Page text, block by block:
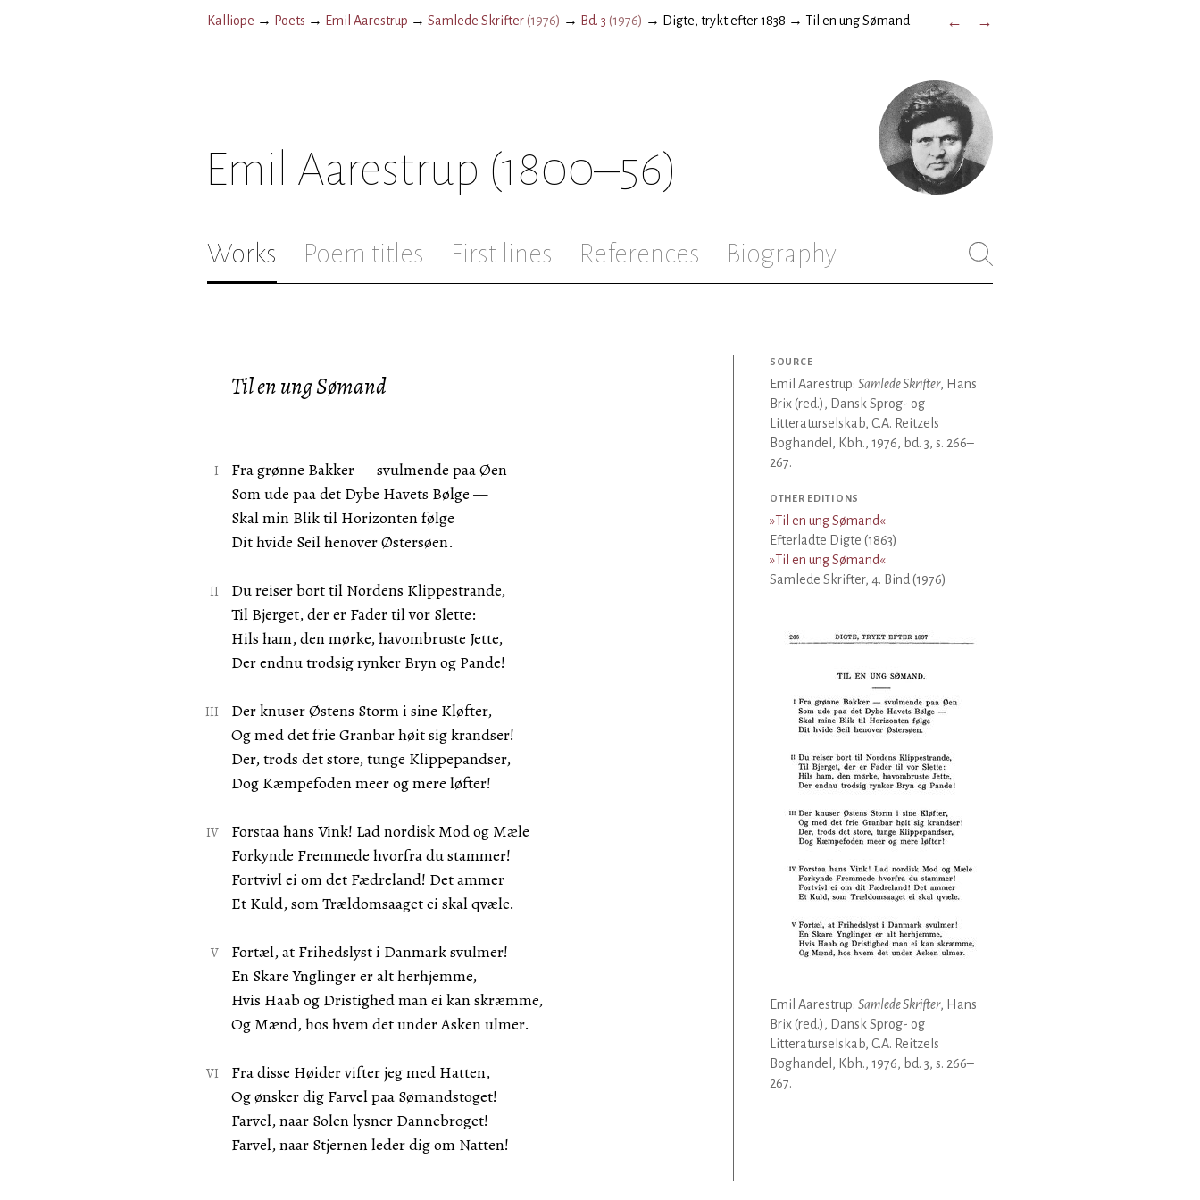
Kalliope → Poets → Emil Aarestrup → Samlede Skrifter(1976) → Bd. 3 (1976) → Digte, trykt efter 1838 → Til en ung Sømand ← →
Emil Aarestrup (1800–56)
Works Poem titles First lines References Biography
Til en ung Sømand
Fra grønne Bakker — svulmende paa Øen
Som ude paa det Dybe Havets Bølge —
Skal min Blik til Horizonten følge
Dit hvide Seil henover Østersøen.
Du reiser bort til Nordens Klippestrande,
Til Bjerget, der er Fader til vor Slette:
Hils ham, den mørke, havombruste Jette,
Der endnu trodsig rynker Bryn og Pande!
Der knuser Østens Storm i sine Kløfter,
Og med det frie Granbar høit sig krandser!
Der, trods det store, tunge Klippepandser,
Dog Kæmpefoden meer og mere løfter!
Forstaa hans Vink! Lad nordisk Mod og Mæle
Forkynde Fremmede hvorfra du stammer!
Fortvivl ei om det Fædreland! Det ammer
Et Kuld, som Trældomsaaget ei skal qvæle.
Fortæl, at Frihedslyst i Danmark svulmer!
En Skare Ynglinger er alt herhjemme,
Hvis Haab og Dristighed man ei kan skræmme,
Og Mænd, hos hvem det under Asken ulmer.
Fra disse Høider vifter jeg med Hatten,
Og ønsker dig Farvel paa Sømandstoget!
Farvel, naar Solen lysner Dannebroget!
Farvel, naar Stjernen leder dig om Natten!
SOURCE
Emil Aarestrup: Samlede Skrifter, Hans
Brix (red.), Dansk Sprog- og
Litteraturselskab, C.A. Reitzels
Boghandel, Kbh., 1976, bd. 3, s. 266–
267.
OTHER EDITIONS
»Til en ung Sømand«
Efterladte Digte (1863)
»Til en ung Sømand«
Samlede Skrifter, 4. Bind (1976)
Emil Aarestrup: Samlede Skrifter, Hans
Brix (red.), Dansk Sprog- og
Litteraturselskab, C.A. Reitzels
Boghandel, Kbh., 1976, bd. 3, s. 266–
267.